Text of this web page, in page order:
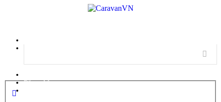
Đăng nhập